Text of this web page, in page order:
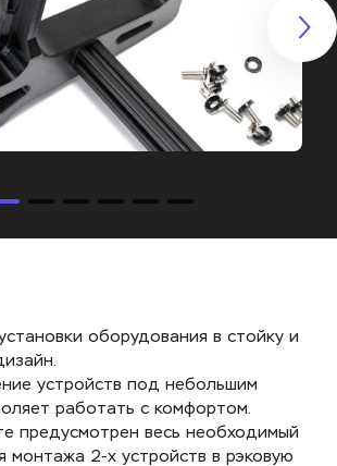
оборудования в стойку и
устройств под небольшим
работать с комфортом.
предусмотрен весь необходимый
монтажа 2-х устройств в рэковую